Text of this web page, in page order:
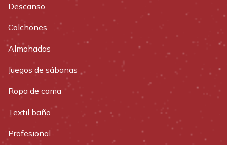
Descanso
Colchones
Almohadas
Juegos de sábanas
Ropa de cama
Textil baño
Profesional